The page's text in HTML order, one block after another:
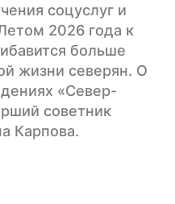
соцуслуг и
2026 года к
больше
жизни северян. О
«Север-
советник
Карпова.